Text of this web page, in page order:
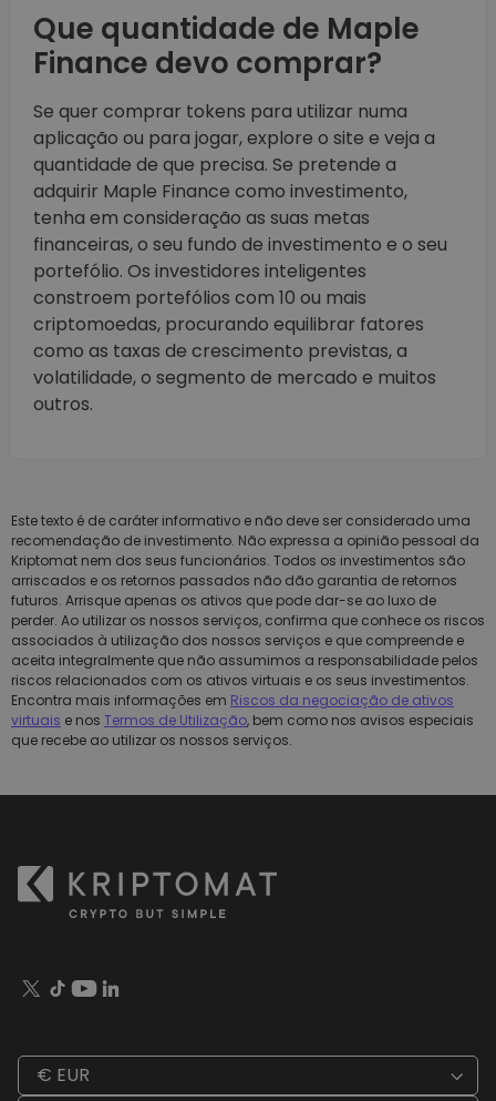
Que quantidade de Maple
Finance devo comprar?
Se quer comprar tokens para utilizar numa
aplicação ou para jogar, explore o site e veja a
quantidade de que precisa. Se pretende a
adquirir Maple Finance como investimento,
tenha em consideração as suas metas
financeiras, o seu fundo de investimento e o seu
portefólio. Os investidores inteligentes
constroem portefólios com 10 ou mais
criptomoedas, procurando equilibrar fatores
como as taxas de crescimento previstas, a
volatilidade, o segmento de mercado e muitos
outros.
Este texto é de caráter informativo e não deve ser considerado uma
recomendação de investimento. Não expressa a opinião pessoal da
Kriptomat nem dos seus funcionários. Todos os investimentos são
arriscados e os retornos passados não dão garantia de retornos
futuros. Arrisque apenas os ativos que pode dar-se ao luxo de
perder. Ao utilizar os nossos serviços, confirma que conhece os riscos
associados à utilização dos nossos serviços e que compreende e
aceita integralmente que não assumimos a responsabilidade pelos
riscos relacionados com os ativos virtuais e os seus investimentos.
Encontra mais informações em Riscos da negociação de ativos
virtuais e nos Termos de Utilização, bem como nos avisos especiais
que recebe ao utilizar os nossos serviços.
€ EUR